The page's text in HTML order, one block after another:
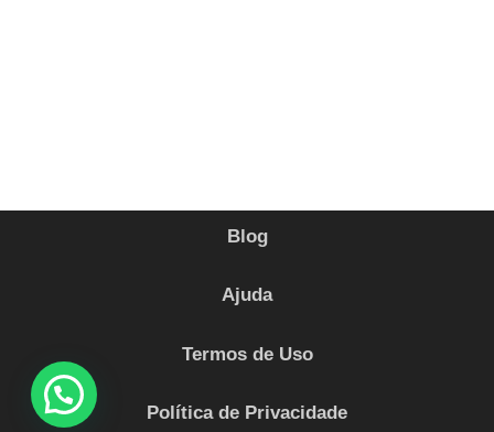
Blog
Ajuda
Termos de Uso
Política de Privacidade